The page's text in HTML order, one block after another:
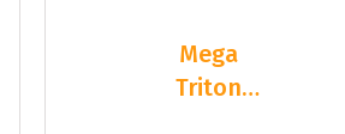
Mega
Triton